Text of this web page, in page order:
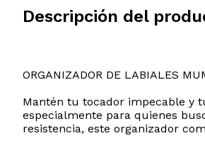
Descripción del
ORGANIZADOR DE LABIALES
Mantén tu tocador impecable y
especialmente para quienes
resistencia, este organizador